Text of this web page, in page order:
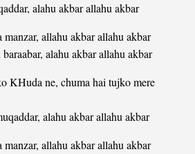
alahu akbar allahu akbar
allahu akbar allahu akbar
alahu akbar allahu akbar
KHuda ne, chuma hai tujko mere
alahu akbar allahu akbar
allahu akbar allahu akbar